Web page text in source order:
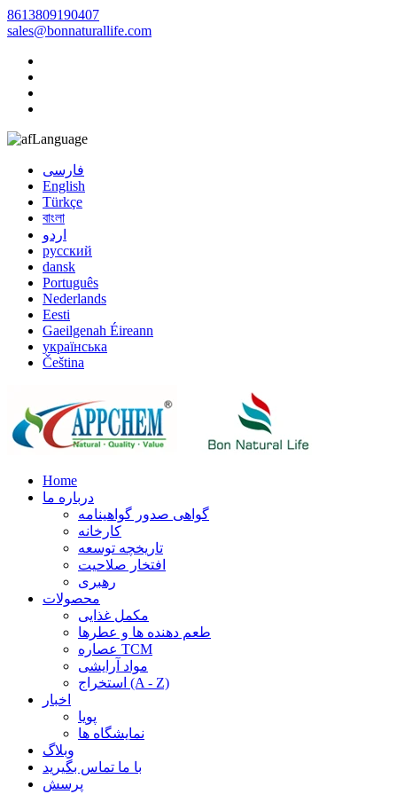
8613809190407
sales@bonnaturallife.com
Language
فارسی
English
Türkçe
বাংলা
اردو
русский
dansk
Português
Nederlands
Eesti
Gaeilgenah Éireann
українська
Čeština
Home
درباره ما
گواهی صدور گواهینامه
کارخانه
تاریخچه توسعه
افتخار صلاحیت
رهبری
محصولات
مکمل غذایی
طعم دهنده ها و عطرها
عصاره TCM
مواد آرایشی
استخراج (A - Z)
اخبار
پویا
نمایشگاه ها
وبلاگ
با ما تماس بگیرید
پرسش